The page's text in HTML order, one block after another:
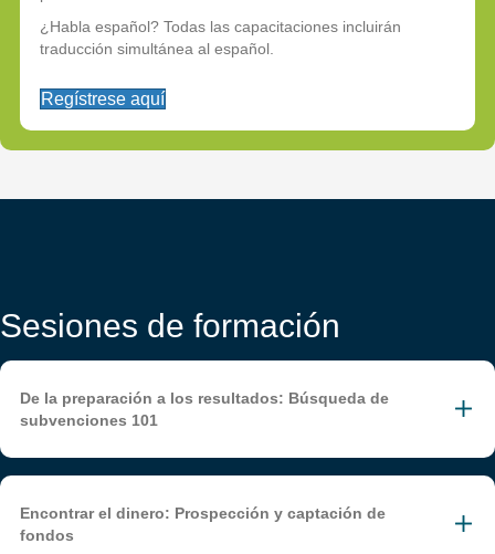
¿Habla español? Todas las capacitaciones incluirán
traducción simultánea al español.
Regístrese aquí
Sesiones de formación
De la preparación a los resultados: Búsqueda de
subvenciones 101
Encontrar el dinero: Prospección y captación de
fondos